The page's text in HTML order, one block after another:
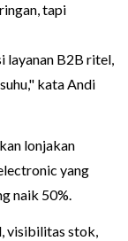
tapi
layanan B2B ritel,
kata Andi
lonjakan
yang
naik 50%.
visibilitas stok,